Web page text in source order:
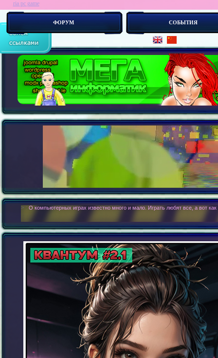
ФОРУМ СОБЫТИЯ
ria pc game
> : О компьютерных играх известно много и мало. Играть любят все, а вот как